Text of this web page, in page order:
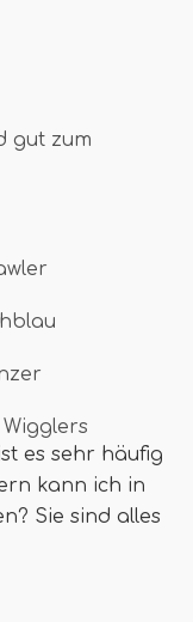
gut zum
es sehr häufig
kann ich in
Sie sind alles